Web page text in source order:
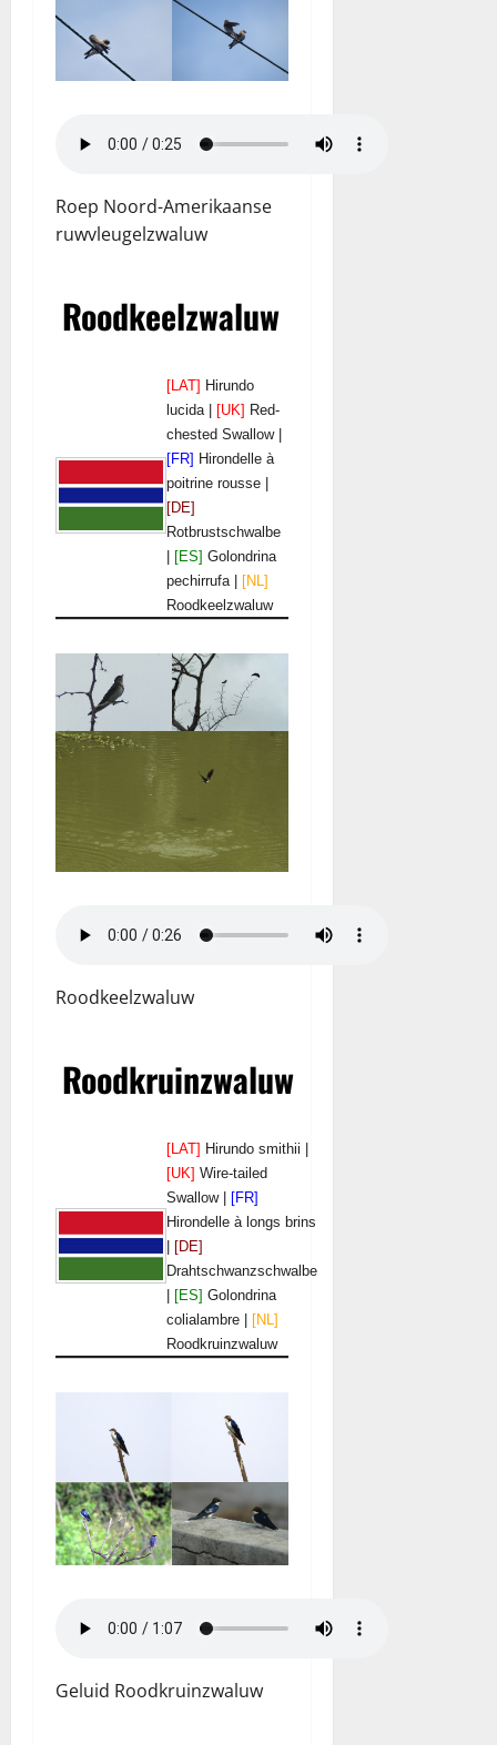
Roep Noord-Amerikaanse
ruwvleugelzwaluw
Roodkeelzwaluw
[LAT] Hirundo
lucida |
[UK] Red-
chested Swallow |
[FR] Hirondelle à
poitrine rousse |
[DE]
Rotbrustschwalbe
[ES] Golondrina
pechirrufa |
[NL]
Roodkeelzwaluw
Roodkeelzwaluw
Roodkruinzwaluw
[LAT] Hirundo smithii |
[UK] Wire-tailed
Swallow |
[FR]
Hirondelle à longs brins
[DE]
Drahtschwanzschwalbe
[ES] Golondrina
colialambre |
[NL]
Roodkruinzwaluw
Geluid Roodkruinzwaluw